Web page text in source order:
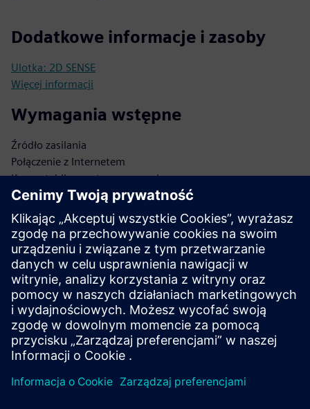
Dodatkowe informacje i zasoby
Ulotka: 2D SENSE
Więcej informacji
Wymagania wstępne
Źródło zasilania
Połączenie z Internetem
Kompatybilny system operacyjny
Baza danych biometrycznych
Bezpieczne przechowywanie danych
APIs integracji
Dostęp administratora
Aktualizacje Software
Infrastruktura sieciowa
Protokoły Security
Baza danych użytkowników
Protokoły wierzytelniania